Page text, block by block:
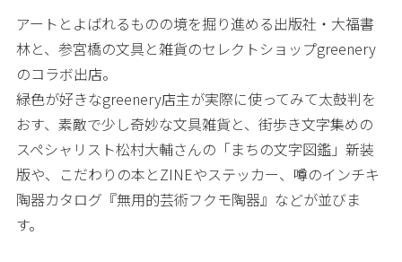
アートとよばれるものの境を掘り進める出版社・大福書
林と、参宮橋の文具と雑貨のセレクトショップgreenery
のコラボ出店。
緑色が好きなgreenery店主が実際に使ってみて太鼓判を
おす、素敵で少し奇妙な文具雑貨と、街歩き文字集めの
スペシャリスト松村大輔さんの「まちの文字図鑑」新装
版や、こだわりの本とZINEやステッカー、噂のインチキ
陶器カタログ『無用的芸術フクモ陶器』などが並びま
す。